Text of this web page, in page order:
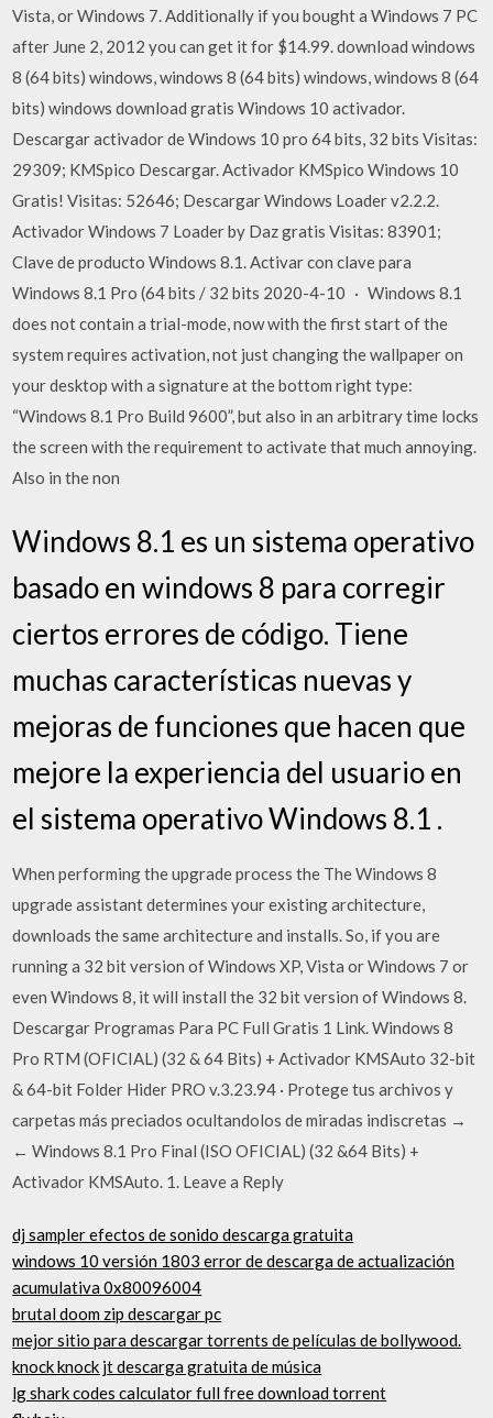
Vista, or Windows 7. Additionally if you bought a Windows 7 PC
after June 2, 2012 you can get it for $14.99. download windows
8 (64 bits) windows, windows 8 (64 bits) windows, windows 8 (64
bits) windows download gratis Windows 10 activador.
Descargar activador de Windows 10 pro 64 bits, 32 bits Visitas:
29309; KMSpico Descargar. Activador KMSpico Windows 10
Gratis! Visitas: 52646; Descargar Windows Loader v2.2.2.
Activador Windows 7 Loader by Daz gratis Visitas: 83901;
Clave de producto Windows 8.1. Activar con clave para
Windows 8.1 Pro (64 bits / 32 bits 2020-4-10 · Windows 8.1
does not contain a trial-mode, now with the first start of the
system requires activation, not just changing the wallpaper on
your desktop with a signature at the bottom right type:
“Windows 8.1 Pro Build 9600”, but also in an arbitrary time locks
the screen with the requirement to activate that much annoying.
Also in the non
Windows 8.1 es un sistema operativo
basado en windows 8 para corregir
ciertos errores de código. Tiene
muchas características nuevas y
mejoras de funciones que hacen que
mejore la experiencia del usuario en
el sistema operativo Windows 8.1 .
When performing the upgrade process the The Windows 8
upgrade assistant determines your existing architecture,
downloads the same architecture and installs. So, if you are
running a 32 bit version of Windows XP, Vista or Windows 7 or
even Windows 8, it will install the 32 bit version of Windows 8.
Descargar Programas Para PC Full Gratis 1 Link. Windows 8
Pro RTM (OFICIAL) (32 & 64 Bits) + Activador KMSAuto 32-bit
& 64-bit Folder Hider PRO v.3.23.94 · Protege tus archivos y
carpetas más preciados ocultandolos de miradas indiscretas →
← Windows 8.1 Pro Final (ISO OFICIAL) (32 &64 Bits) +
Activador KMSAuto. 1. Leave a Reply
dj sampler efectos de sonido descarga gratuita
windows 10 versión 1803 error de descarga de actualización
acumulativa 0x80096004
brutal doom zip descargar pc
mejor sitio para descargar torrents de películas de bollywood.
knock knock jt descarga gratuita de música
lg shark codes calculator full free download torrent